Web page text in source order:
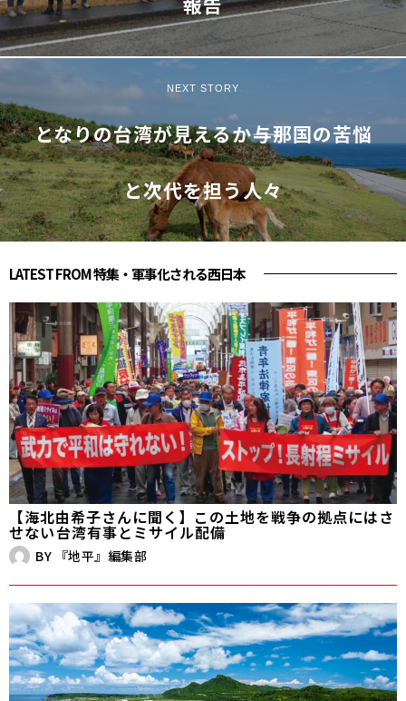
NEXT STORY
となりの台湾が見えるか――与那国の苦悩
と次代を担う人々
LATEST FROM 特集・軍事化される西日本
【海北由希子さんに聞く】この土地を戦争の拠点にはさ
せない――台湾有事とミサイル配備
BY 『地平』編集部